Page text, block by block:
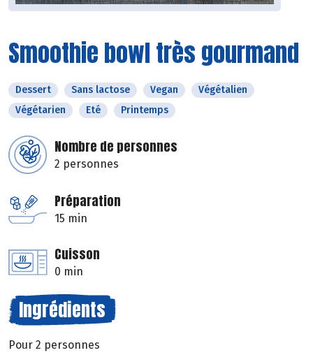
Smoothie bowl très gourmand
Dessert Sans lactose Vegan
Végétalien
Végétarien
Eté Printemps
Nombre de personnes
2 personnes
Préparation
15 min
Cuisson
0 min
Ingrédients
Pour 2 personnes